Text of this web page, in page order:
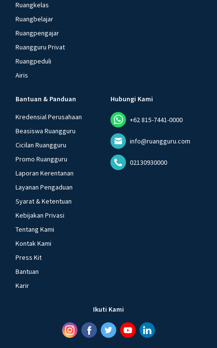
Ruangkelas
Ruangbelajar
Ruangpengajar
Ruangguru Privat
Ruangpeduli
Airis
Bantuan & Panduan
Kredensial Perusahaan
Beasiswa Ruangguru
Cicilan Ruangguru
Promo Ruangguru
Laporan Kerentanan
Layanan Pengaduan
Syarat & Ketentuan
Kebijakan Privasi
Tentang Kami
Kontak Kami
Press Kit
Bantuan
Karir
Hubungi Kami
+62 815-7441-0000
info@ruangguru.com
02130930000
Ikuti Kami